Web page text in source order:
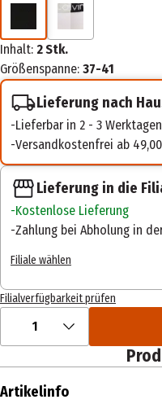
Inhalt: 2 Stk.
Größenspanne: 37-41
Lieferung nach
Lieferbar in 2 - 3 Werktagen
Versandkostenfrei ab
Lieferung in die
Kostenlose Lieferung
Zahlung bei Abholung in
Filiale wählen
Filialverfügbarkeit prüfen
1
Artikelinfo